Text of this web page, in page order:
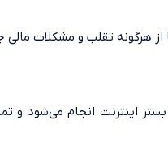
هرگونه تقلب و مشکلات مالی
اینترنت انجام می‌شود و